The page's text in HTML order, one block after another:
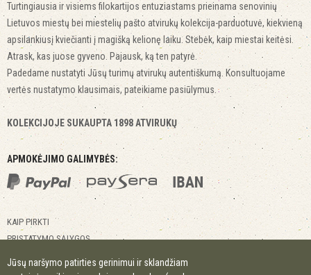
Turtingiausia ir visiems filokartijos entuziastams prieinama senovinių
Lietuvos miestų bei miestelių pašto atvirukų kolekcija-parduotuvė, kiekvieną
apsilankiusį kviečianti į magišką kelionę laiku. Stebėk, kaip miestai keitėsi.
Atrask, kas juose gyveno. Pajausk, ką ten patyrė.
Padedame nustatyti Jūsų turimų atvirukų autentiškumą. Konsultuojame
vertės nustatymo klausimais, pateikiame pasiūlymus.
KOLEKCIJOJE SUKAUPTA 1898 ATVIRUKŲ
APMOKĖJIMO GALIMYBĖS:
KAIP PIRKTI
PRISTATYMO SĄLYGOS
KONTAKTAI
Jūsų naršymo patirties gerinimui ir sklandžiam